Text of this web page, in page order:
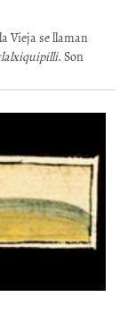
Vieja se llaman
. Son